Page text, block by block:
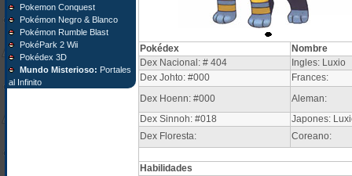
Pokemon Conquest
Pokémon Negro & Blanco
Pokémon Rumble Blast
PokéPark 2 Wii
Pokédex 3D
Mundo Misterioso: Portales
al Infinito
Pokédex
Nombre
Dex Nacional: # 404
Ingles: Luxio
Dex Johto: #000
Frances:
Dex Hoenn: #000
Aleman:
Dex Sinnoh: #018
Japones:
Dex Floresta:
Coreano:
Habilidades